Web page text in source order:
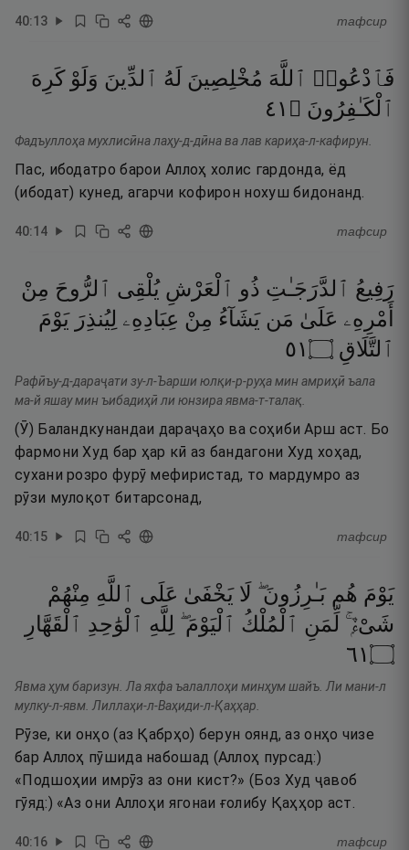
40:13 тафсир
فَٱدْعُوا۟ ٱللَّهَ مُخْلِصِينَ لَهُ ٱلدِّينَ وَلَوْ كَرِهَ
ٱلْكَـٰفِرُونَ ۝ ١٤
Фадъуллоҳа мухлисӣна лаҳу-д-дӣна ва лав кариҳа-л-кафирун.
Пас, ибодатро барои Аллоҳ холис гардонда, ёд
(ибодат) кунед, агарчи кофирон нохуш бидонанд.
40:14 тафсир
رَفِيعُ ٱلدَّرَجَـٰتِ ذُو ٱلْعَرْشِ يُلْقِى ٱلرُّوحَ مِنْ
أَمْرِهِۦ عَلَىٰ مَن يَشَآءُ مِنْ عِبَادِهِۦ لِيُنذِرَ يَوْمَ
ٱلتَّلَاقِ ۝١٥
Рафӣъу-д-дараҷати зу-л-Ъарши юлқи-р-руҳа мин амриҳӣ ъала
ма-й яшау мин ъибадиҳӣ ли юнзира явма-т-талақ.
(Ӯ) Баландкунандаи дараҷаҳо ва соҳиби Арш аст. Бо
фармони Худ бар ҳар кӣ аз бандагони Худ хоҳад,
сухани розро фурӯ мефиристад, то мардумро аз
рӯзи мулоқот битарсонад,
40:15 тафсир
يَوْمَ هُم بَـٰرِزُونَ ۖ لَا يَخْفَىٰ عَلَى ٱللَّهِ مِنْهُمْ
شَىْءٌۭ ۚ لِّمَنِ ٱلْمُلْكُ ٱلْيَوْمَ ۖ لِلَّهِ ٱلْوَٰحِدِ ٱلْقَهَّارِ
۝١٦
Явма ҳум баризун. Ла яхфа ъалаллоҳи минҳум шайъ. Ли мани-л
мулку-л-явм. Лиллаҳи-л-Ваҳиди-л-Қаҳҳар.
Рӯзе, ки онҳо (аз Қабрҳо) берун оянд, аз онҳо чизе
бар Аллоҳ пӯшида набошад (Аллоҳ пурсад:)
«Подшоҳии имрӯз аз они кист?» (Боз Худ ҷавоб
гӯяд:) «Аз они Аллоҳи ягонаи ғолибу Қаҳҳор аст.
40:16 тафсир